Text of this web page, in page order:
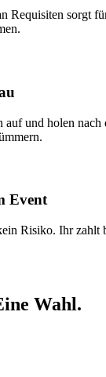
Requisiten sorgt
auf und holen nach
Event
Risiko. Ihr zahlt
Wahl.